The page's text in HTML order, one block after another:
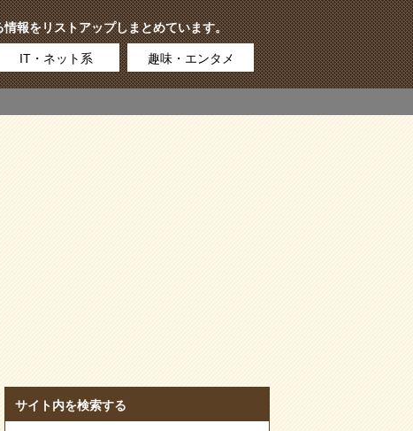
報をリストアップしまとめています。
IT・ネット系 趣味・エンタメ
サイト内を検索する